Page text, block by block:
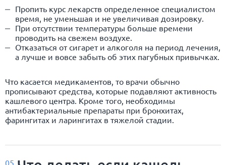
Пропить курс лекарств определенное специалистом
время, не уменьшая и не увеличивая дозировку.
При отсутствии температуры больше времени
проводить на свежем воздухе.
Отказаться от сигарет и алкоголя на период лечения,
а лучше и вовсе забыть об этих пагубных привычках.
Что касается медикаментов, то врачи обычно
прописывают средства, которые подавляют активность
кашлевого центра. Кроме того, необходимы
антибактериальные препараты при бронхитах,
фарингитах и ларингитах в тяжелой стадии.
05